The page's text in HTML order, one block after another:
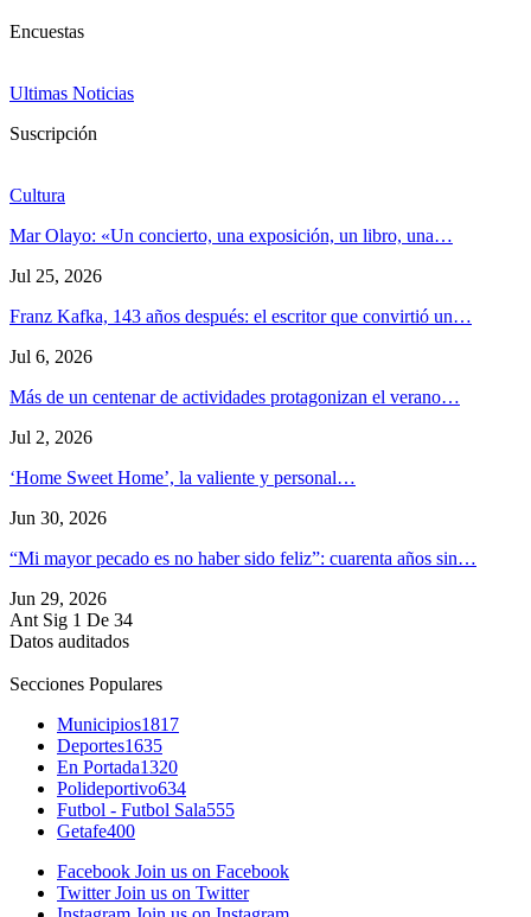
Encuestas
Ultimas Noticias
Suscripción
Cultura
Mar Olayo: «Un concierto, una exposición, un libro, una…
Jul 25, 2026
Franz Kafka, 143 años después: el escritor que convirtió un…
Jul 6, 2026
Más de un centenar de actividades protagonizan el verano…
Jul 2, 2026
‘Home Sweet Home’, la valiente y personal…
Jun 30, 2026
“Mi mayor pecado es no haber sido feliz”: cuarenta años sin…
Jun 29, 2026
Ant Sig 1 De 34
Datos auditados
Secciones Populares
Municipios1817
Deportes1635
En Portada1320
Polideportivo634
Futbol - Futbol Sala555
Getafe400
Facebook Join us on Facebook
Twitter Join us on Twitter